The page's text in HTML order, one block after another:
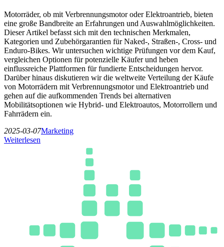
Motorräder, ob mit Verbrennungsmotor oder Elektroantrieb, bieten
eine große Bandbreite an Erfahrungen und Auswahlmöglichkeiten.
Dieser Artikel befasst sich mit den technischen Merkmalen,
Kategorien und Zubehörgarantien für Naked-, Straßen-, Cross- und
Enduro-Bikes. Wir untersuchen wichtige Prüfungen vor dem Kauf,
vergleichen Optionen für potenzielle Käufer und heben
einflussreiche Plattformen für fundierte Entscheidungen hervor.
Darüber hinaus diskutieren wir die weltweite Verteilung der Käufe
von Motorrädern mit Verbrennungsmotor und Elektroantrieb und
gehen auf die aufkommenden Trends bei alternativen
Mobilitätsoptionen wie Hybrid- und Elektroautos, Motorrollern und
Fahrrädern ein.
2025-03-07Marketing
Weiterlesen